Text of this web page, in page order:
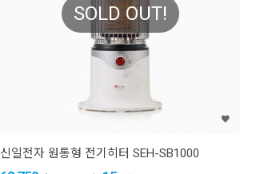
SOLD OUT!
신일전자 원통형 전기히터 SEH-SB1000